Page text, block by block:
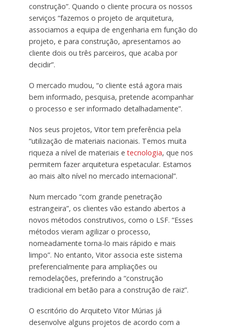
construção”. Quando o cliente procura os nossos
serviços “fazemos o projeto de arquitetura,
associamos a equipa de engenharia em função do
projeto, e para construção, apresentamos ao
cliente dois ou três parceiros, que acaba por
decidir”.
O mercado mudou, “o cliente está agora mais
bem informado, pesquisa, pretende acompanhar
o processo e ser informado detalhadamente”.
Nos seus projetos, Vitor tem preferência pela
“utilização de materiais nacionais. Temos muita
riqueza a nível de materiais etecnologia, que nos
permitem fazer arquitetura espetacular. Estamos
ao mais alto nível no mercado internacional”.
Num mercado “com grande penetração
estrangeira”, os clientes vão estando abertos a
novos métodos construtivos, como o LSF. “Esses
métodos vieram agilizar o processo,
nomeadamente torna-lo mais rápido e mais
limpo”. No entanto, Vitor associa este sistema
preferencialmente para ampliações ou
remodelações, preferindo a “construção
tradicional em betão para a construção de raiz”.
O escritório do Arquiteto Vitor Múrias já
desenvolve alguns projetos de acordo com a